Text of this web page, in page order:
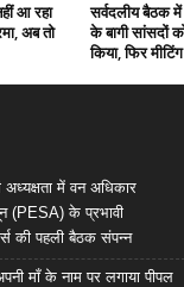
आ रहा
अब तो
सर्वदलीय बैठक में
के बागी सांसदों
किया, फिर
अध्यक्षता में वन अधिकार
(PESA) के प्रभावी
की पहली बैठक संपन्न
माँ के नाम पर लगाया पीपल